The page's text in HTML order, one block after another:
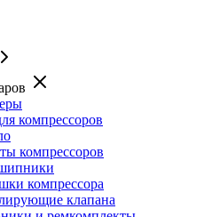
компрессоров
компрессоров
компрессора
клапана